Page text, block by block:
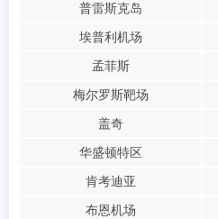
普雷斯克岛
埃普利机场
孟菲斯
梅尔罗斯靶场
盖奇
华盛顿特区
肯考迪亚
布恩机场